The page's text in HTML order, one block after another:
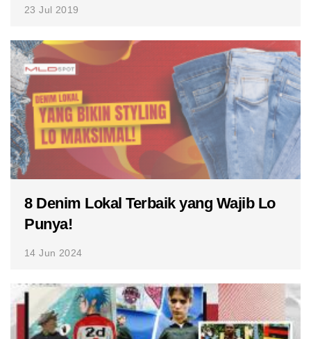
23 Jul 2019
8 Denim Lokal Terbaik yang Wajib Lo
Punya!
14 Jun 2024